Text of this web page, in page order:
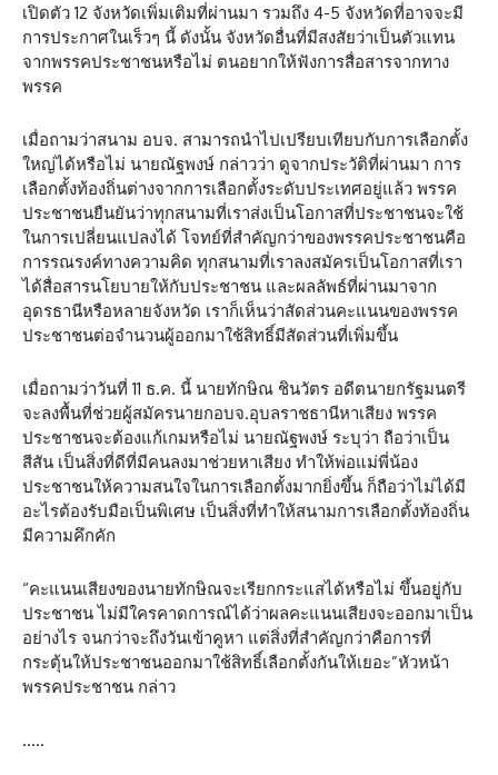
เปิดตัว 12 จังหวัดเพิ่มเติมที่ผ่านมา รวมถึง 4-5 จังหวัดที่อาจจะมี
การประกาศในเร็วๆ นี้ ดังนั้น จังหวัดอื่นที่มีสงสัยว่าเป็นตัวแทน
จากพรรคประชาชนหรือไม่ ตนอยากให้ฟังการสื่อสารจากทาง
พรรค
เมื่อถามว่าสนาม อบจ. สามารถนำไปเปรียบเทียบกับการเลือกตั้ง
ใหญ่ได้หรือไม่ นายณัฐพงษ์ กล่าวว่า ดูจากประวัติที่ผ่านมา การ
เลือกตั้งท้องถิ่นต่างจากการเลือกตั้งระดับประเทศอยู่แล้ว พรรค
ประชาชนยืนยันว่าทุกสนามที่เราส่งเป็นโอกาสที่ประชาชนจะใช้
ในการเปลี่ยนแปลงได้ โจทย์ที่สำคัญกว่าของพรรคประชาชนคือ
การรณรงค์ทางความคิด ทุกสนามที่เราลงสมัครเป็นโอกาสที่เรา
ได้สื่อสารนโยบายให้กับประชาชน และผลลัพธ์ที่ผ่านมาจาก
อุดรธานีหรือหลายจังหวัด เราก็เห็นว่าสัดส่วนคะแนนของพรรค
ประชาชนต่อจำนวนผู้ออกมาใช้สิทธิ์มีสัดส่วนที่เพิ่มขึ้น
เมื่อถามว่าวันที่ 11 ธ.ค. นี้ นายทักษิณ ชินวัตร อดีตนายกรัฐมนตรี
จะลงพื้นที่ช่วยผู้สมัครนายกอบจ.อุบลราชธานีหาเสียง พรรค
ประชาชนจะต้องแก้เกมหรือไม่ นายณัฐพงษ์ ระบุว่า ถือว่าเป็น
สีสัน เป็นสิ่งที่ดีที่มีคนลงมาช่วยหาเสียง ทำให้พ่อแม่พี่น้อง
ประชาชนให้ความสนใจในการเลือกตั้งมากยิ่งขึ้น ก็ถือว่าไม่ได้มี
อะไรต้องรับมือเป็นพิเศษ เป็นสิ่งที่ทำให้สนามการเลือกตั้งท้องถิ่น
มีความคึกคัก
“คะแนนเสียงของนายทักษิณจะเรียกกระแสได้หรือไม่ ขึ้นอยู่กับ
ประชาชน ไม่มีใครคาดการณ์ได้ว่าผลคะแนนเสียงจะออกมาเป็น
อย่างไร จนกว่าจะถึงวันเข้าคูหา แต่สิ่งที่สำคัญกว่าคือการที่
กระตุ้นให้ประชาชนออกมาใช้สิทธิ์เลือกตั้งกันให้เยอะ”หัวหน้า
พรรคประชาชน กล่าว
…..